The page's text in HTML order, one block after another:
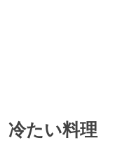
冷たい料理